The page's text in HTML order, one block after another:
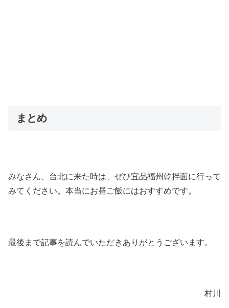
まとめ
みなさん、台北に来た時は、ぜひ宜品福州乾拌面に行って
みてください。本当にお昼ご飯にはおすすめです。
最後まで記事を読んでいただきありがとうございます。
村川